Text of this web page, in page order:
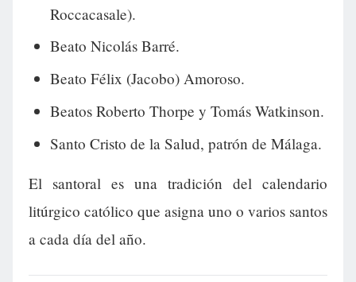
Roccacasale).
Beato Nicolás Barré.
Beato Félix (Jacobo) Amoroso.
Beatos Roberto Thorpe y Tomás Watkinson.
Santo Cristo de la Salud, patrón de Málaga.
El santoral es una tradición del calendario
litúrgico católico que asigna uno o varios santos
a cada día del año.